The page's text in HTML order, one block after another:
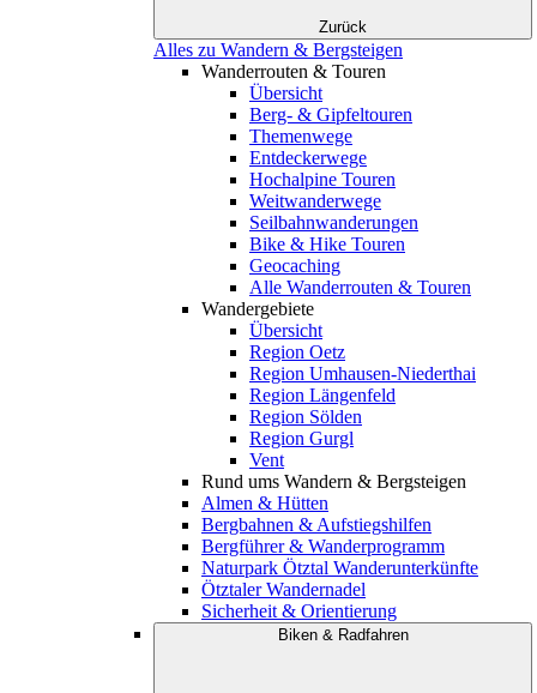
Zurück
Alles zu Wandern & Bergsteigen
Wanderrouten & Touren
Übersicht
Berg- & Gipfeltouren
Themenwege
Entdeckerwege
Hochalpine Touren
Weitwanderwege
Seilbahnwanderungen
Bike & Hike Touren
Geocaching
Alle Wanderrouten & Touren
Wandergebiete
Übersicht
Region Oetz
Region Umhausen-Niederthai
Region Längenfeld
Region Sölden
Region Gurgl
Vent
Rund ums Wandern & Bergsteigen
Almen & Hütten
Bergbahnen & Aufstiegshilfen
Bergführer & Wanderprogramm
Naturpark Ötztal Wanderunterkünfte
Ötztaler Wandernadel
Sicherheit & Orientierung
Biken & Radfahren